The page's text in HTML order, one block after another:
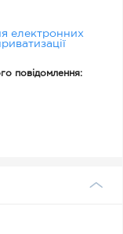
електронних
повідомлення: